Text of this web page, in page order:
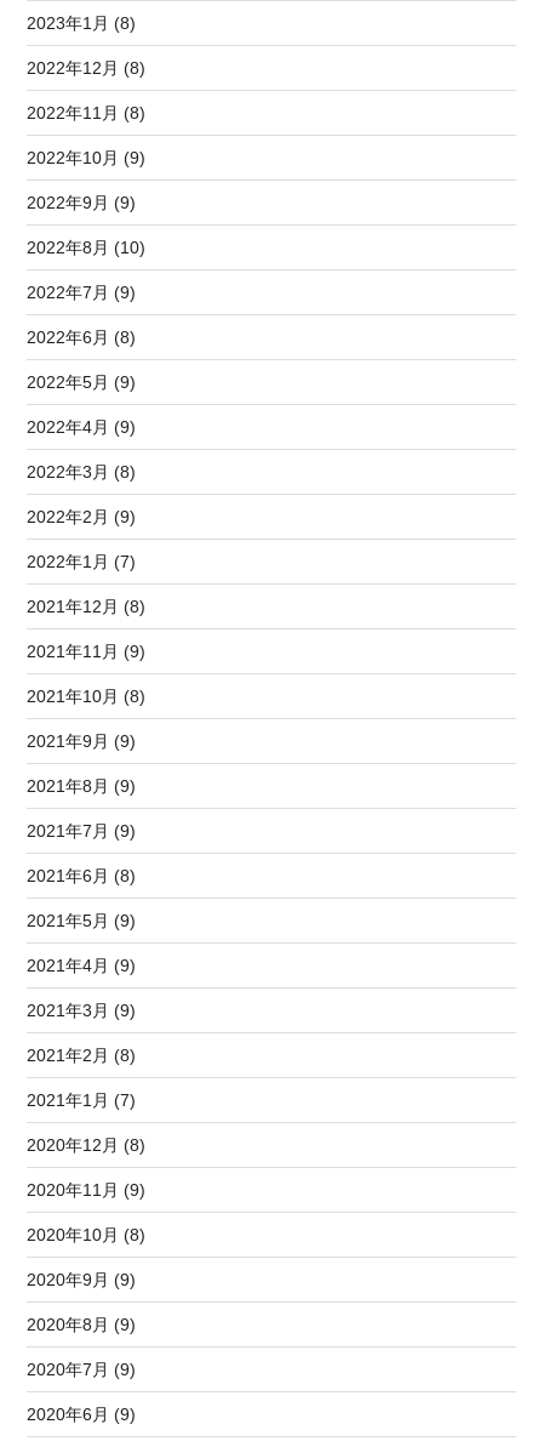
2023年1月 (8)
2022年12月 (8)
2022年11月 (8)
2022年10月 (9)
2022年9月 (9)
2022年8月 (10)
2022年7月 (9)
2022年6月 (8)
2022年5月 (9)
2022年4月 (9)
2022年3月 (8)
2022年2月 (9)
2022年1月 (7)
2021年12月 (8)
2021年11月 (9)
2021年10月 (8)
2021年9月 (9)
2021年8月 (9)
2021年7月 (9)
2021年6月 (8)
2021年5月 (9)
2021年4月 (9)
2021年3月 (9)
2021年2月 (8)
2021年1月 (7)
2020年12月 (8)
2020年11月 (9)
2020年10月 (8)
2020年9月 (9)
2020年8月 (9)
2020年7月 (9)
2020年6月 (9)